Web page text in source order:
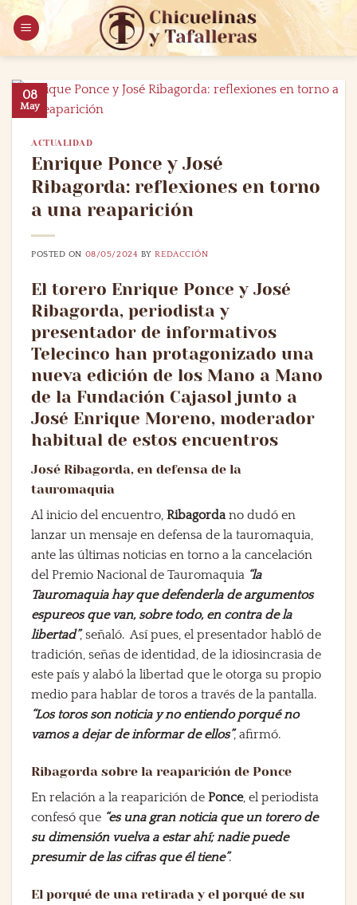
Saltar
contenido
08
May
ACTUALIDAD
Enrique Ponce y José
Ribagorda: reflexiones en torno
a una reaparición
POSTED ON 08/05/2024 BYREDACCIÓN
El torero Enrique Ponce y José
Ribagorda, periodista y
presentador de informativos
Telecinco han protagonizado una
nueva edición de los Mano a Mano
de la Fundación Cajasol junto a
José Enrique Moreno, moderador
habitual de estos encuentros
José Ribagorda, en defensa de la
tauromaquia
Al inicio del encuentro, Ribagordano dudó en
lanzar un mensaje en defensa de la tauromaquia,
ante las últimas noticias en torno a la cancelación
del Premio Nacional de Tauromaquia “la
Tauromaquia hay que defenderla de argumentos
espureos que van, sobre todo, en contra de la
libertad”, señaló. Así pues, el presentador habló de
tradición, señas de identidad, de la idiosincrasia de
este país y alabó la libertad que le otorga su propio
medio para hablar de toros a través de la pantalla.
“Los toros son noticia y no entiendo porqué no
vamos a dejar de informar de ellos”, afirmó.
Ribagorda sobre la reaparición de Ponce
En relación a la reaparición de Ponce, el periodista
confesó que “es una gran noticia que un torero de
su dimensión vuelva a estar ahí; nadie puede
presumir de las cifras que él tiene”.
El porqué de una retirada y el porqué de su